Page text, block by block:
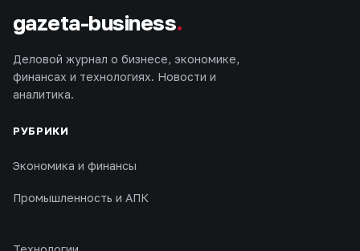
gazeta-business.
Деловой журнал о бизнесе, экономике,
финансах и технологиях. Новости и
аналитика.
РУБРИКИ
Экономика и финансы
Промышленность и АПК